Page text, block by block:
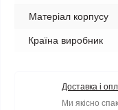
Матеріал корпусу
Країна виробник
Доставка і
Ми якісно